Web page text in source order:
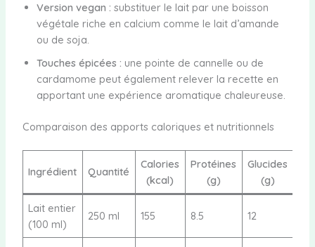
Version vegan : substituer le lait par une boisson
végétale riche en calcium comme le lait d’amande
ou de soja.
Touches épicées : une pointe de cannelle ou de
cardamome peut également relever la recette en
apportant une expérience aromatique chaleureuse.
Comparaison des apports caloriques et nutritionnels
Ingrédient Quantité
Calories
(kcal)
Protéines
(g)
Glucides
(g)
Lait entier
(100 ml)
250 ml 155 8.5 12